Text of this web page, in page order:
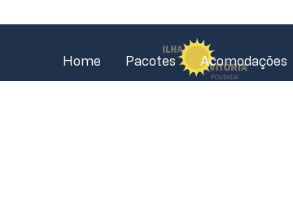
Home Pacotes Acomodações